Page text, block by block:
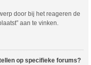
door bij het reageren de
aan te vinken.
op specifieke forums?